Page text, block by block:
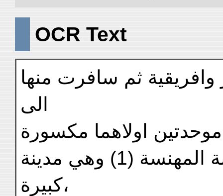
OCR Text
ثم سافرت منها
الى
اولاهما مكسورة
ثم سافرت منها الى مدينة المهنسة (1) وهي مدينة
كبيرة،